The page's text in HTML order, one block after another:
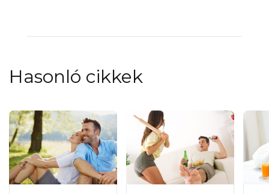
Hasonló cikkek